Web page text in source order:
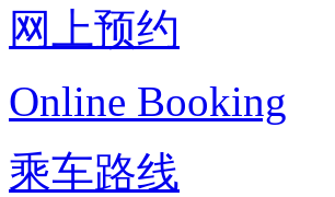
网上预约
Online Booking
乘车路线